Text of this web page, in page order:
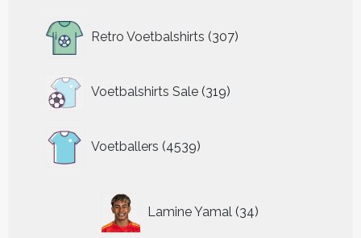
Retro Voetbalshirts 307
producten
Voetbalshirts Sale 319
319
producten
Voetballers 4539
producten
Lamine Yamal 34
producten